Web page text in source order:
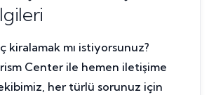
kiralamak mı istiyorsunuz?
Center ile hemen iletişime
her türlü sorunuz için